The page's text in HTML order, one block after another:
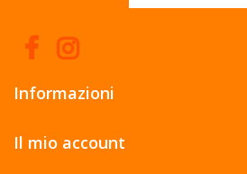
Informazioni
Il mio account